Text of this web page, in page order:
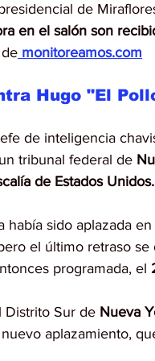
de
en el salón son
monitoreamos.com
Hugo "El
de inteligencia
tribunal federal de
de Estados Unidos.
había sido aplazada
el último retraso
programada, el
Distrito Sur de Nueva
aplazamiento,